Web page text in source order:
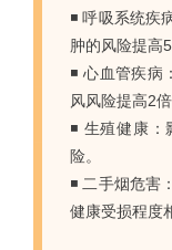
◾ 呼吸系统疾
肿的风险提高
◾ 心血管疾
风风险提高2倍
◾ 生殖健康
险。
◾ 二手烟危害
健康受损程度